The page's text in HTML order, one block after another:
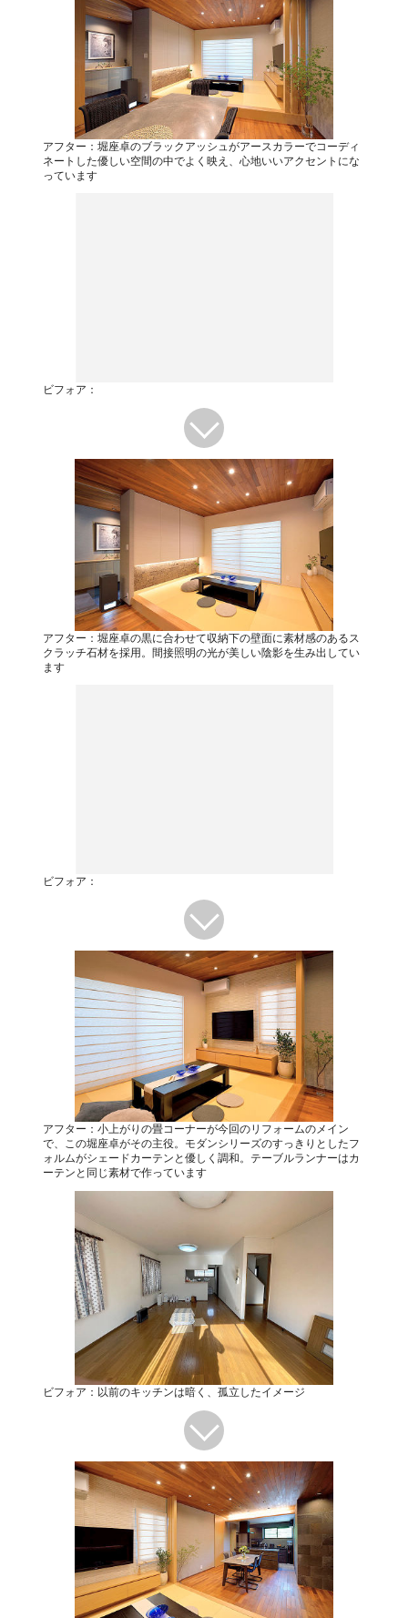
アフター：堀座卓のブラックアッシュがアースカラーでコーディ
ネートした優しい空間の中でよく映え、心地いいアクセントにな
っています
ビフォア：
アフター：堀座卓の黒に合わせて収納下の壁面に素材感のあるス
クラッチ石材を採用。間接照明の光が美しい陰影を生み出してい
ます
ビフォア：
アフター：小上がりの畳コーナーが今回のリフォームのメイン
で、この堀座卓がその主役。モダンシリーズのすっきりとしたフ
ォルムがシェードカーテンと優しく調和。テーブルランナーはカ
ーテンと同じ素材で作っています
ビフォア：以前のキッチンは暗く、孤立したイメージ